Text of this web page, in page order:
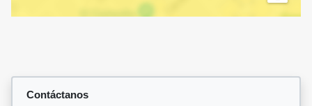
Contáctanos